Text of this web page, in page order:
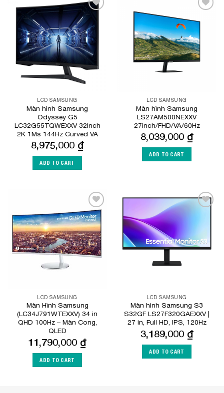
Add to
Wishlist
LCD SAMSUNG
Màn hình Samsung
Odyssey G5
LC32G55TQWEXXV 32Inch
2K 1Ms 144Hz Curved VA
8,975,000 ₫
ADD TO CART
Wishlist
LCD SAMSUNG
Màn hình Samsung
LS27AM500NEXXV
27inch/FHD/VA/60Hz
8,039,000 ₫
ADD TO CART
Add to
Wishlist
LCD SAMSUNG
Màn Hình Samsung
(LC34J791WTEXXV) 34 in
QHD 100Hz – Màn Cong,
QLED
11,790,000 ₫
ADD TO CART
LCD SAMSUNG
Màn hình Samsung S3
S32GF LS27F320GAEXXV |
27 in, Full HD, IPS, 120Hz
3,189,000 ₫
ADD TO CART